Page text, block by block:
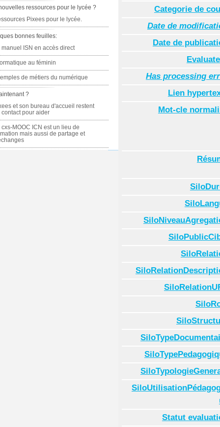
Categorie de
Date de
Date de
Has processing
Lien
Mot-cle
Statut
ressources pour le lycée ?
Pixees pour le lycée.
bonnes feuilles:
manuel ISN en accès direct
au féminin
de métiers du numérique
?
et son bureau d'accueil restent
contact pour aider
cxs-MOOC ICN est un lieu de
mais aussi de partage et